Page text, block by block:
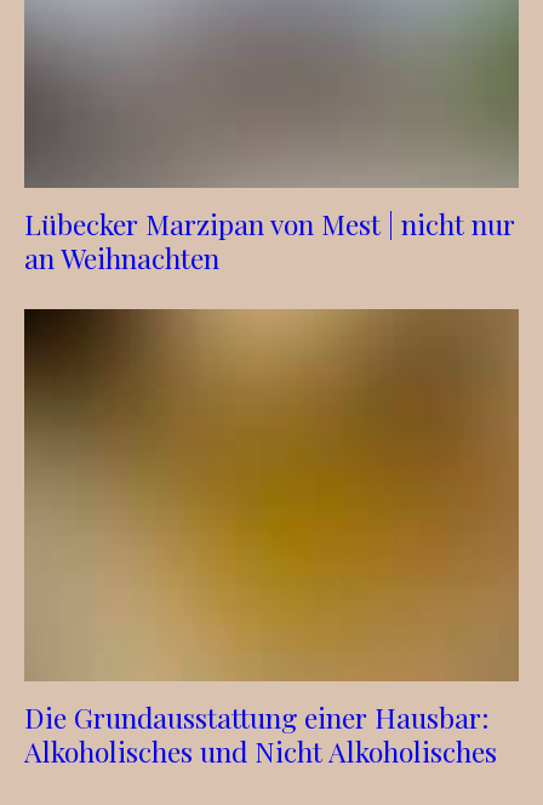
Lübecker Marzipan von Mest | nicht nur
an Weihnachten
Die Grundausstattung einer Hausbar:
Alkoholisches und Nicht Alkoholisches